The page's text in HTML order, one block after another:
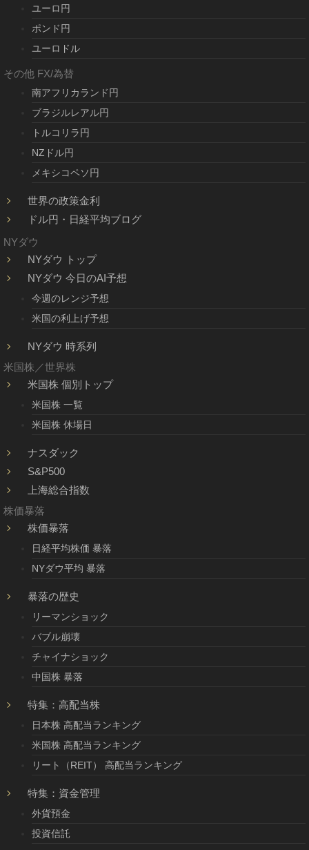
ユーロ円
ポンド円
ユーロドル
その他 FX/為替
南アフリカランド円
ブラジルレアル円
トルコリラ円
NZドル円
メキシコペソ円
世界の政策金利
ドル円・日経平均ブログ
NYダウ
NYダウ トップ
NYダウ 今日のAI予想
今週のレンジ予想
米国の利上げ予想
NYダウ 時系列
米国株／世界株
米国株 個別トップ
米国株 一覧
米国株 休場日
ナスダック
S&P500
上海総合指数
株価暴落
株価暴落
日経平均株価 暴落
NYダウ平均 暴落
暴落の歴史
リーマンショック
バブル崩壊
チャイナショック
中国株 暴落
特集：高配当株
日本株 高配当ランキング
米国株 高配当ランキング
リート（REIT） 高配当ランキング
特集：資金管理
外貨預金
投資信託